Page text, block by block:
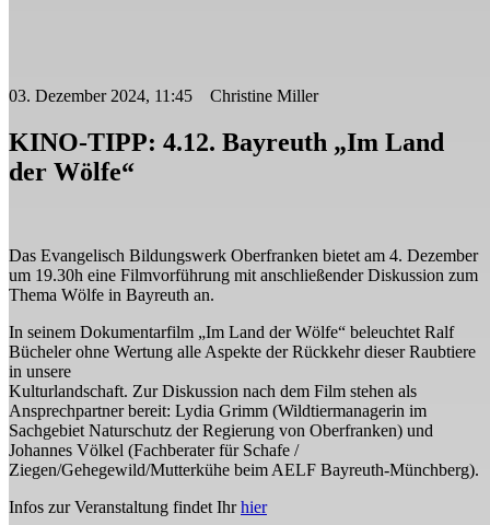
03. Dezember 2024, 11:45 Christine Miller
KINO-TIPP: 4.12. Bayreuth „Im Land
der Wölfe“
Das Evangelisch Bildungswerk Oberfranken bietet am 4. Dezember
um 19.30h eine Filmvorführung mit anschließender Diskussion zum
Thema Wölfe in Bayreuth an.
In seinem Dokumentarfilm „Im Land der Wölfe“ beleuchtet Ralf
Bücheler ohne Wertung alle Aspekte der Rückkehr dieser Raubtiere
in unsere
Kulturlandschaft. Zur Diskussion nach dem Film stehen als
Ansprechpartner bereit: Lydia Grimm (Wildtiermanagerin im
Sachgebiet Naturschutz der Regierung von Oberfranken) und
Johannes Völkel (Fachberater für Schafe /
Ziegen/Gehegewild/Mutterkühe beim AELF Bayreuth-Münchberg).
Infos zur Veranstaltung findet Ihrhier